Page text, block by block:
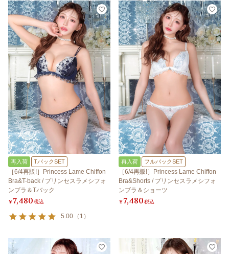
再入荷 TバックSET
［6/4再販!］Princess Lame Chiffon
Bra&T-back / プリンセスラメシフォ
ンブラ＆Tバック
¥7,480税込
5.00 （ 1 ）
再入荷 フルバックSET
［6/4再販!］Princess Lame Chiffon
Bra&Shorts / プリンセスラメシフォ
ンブラ＆ショーツ
¥7,480税込